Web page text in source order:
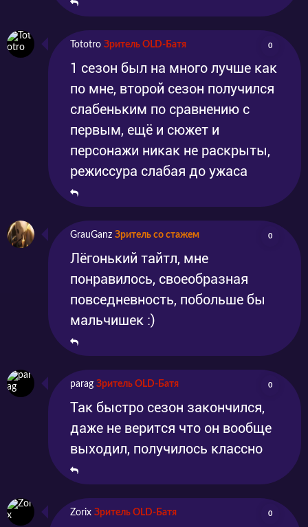
Tototro Зритель OLD-Батя 0
1 сезон был на много лучше как
по мне, второй сезон получился
слабеньким по сравнению с
первым, ещё и сюжет и
персонажи никак не раскрыты,
режиссура слабая до ужаса
GrauGanz Зритель со стажем 0
Лёгонький тайтл, мне
понравилось, своеобразная
повседневность, побольше бы
мальчишек :)
parag Зритель OLD-Батя 0
Так быстро сезон закончился,
даже не верится что он вообще
выходил, получилось классно
Zorix Зритель OLD-Батя 0